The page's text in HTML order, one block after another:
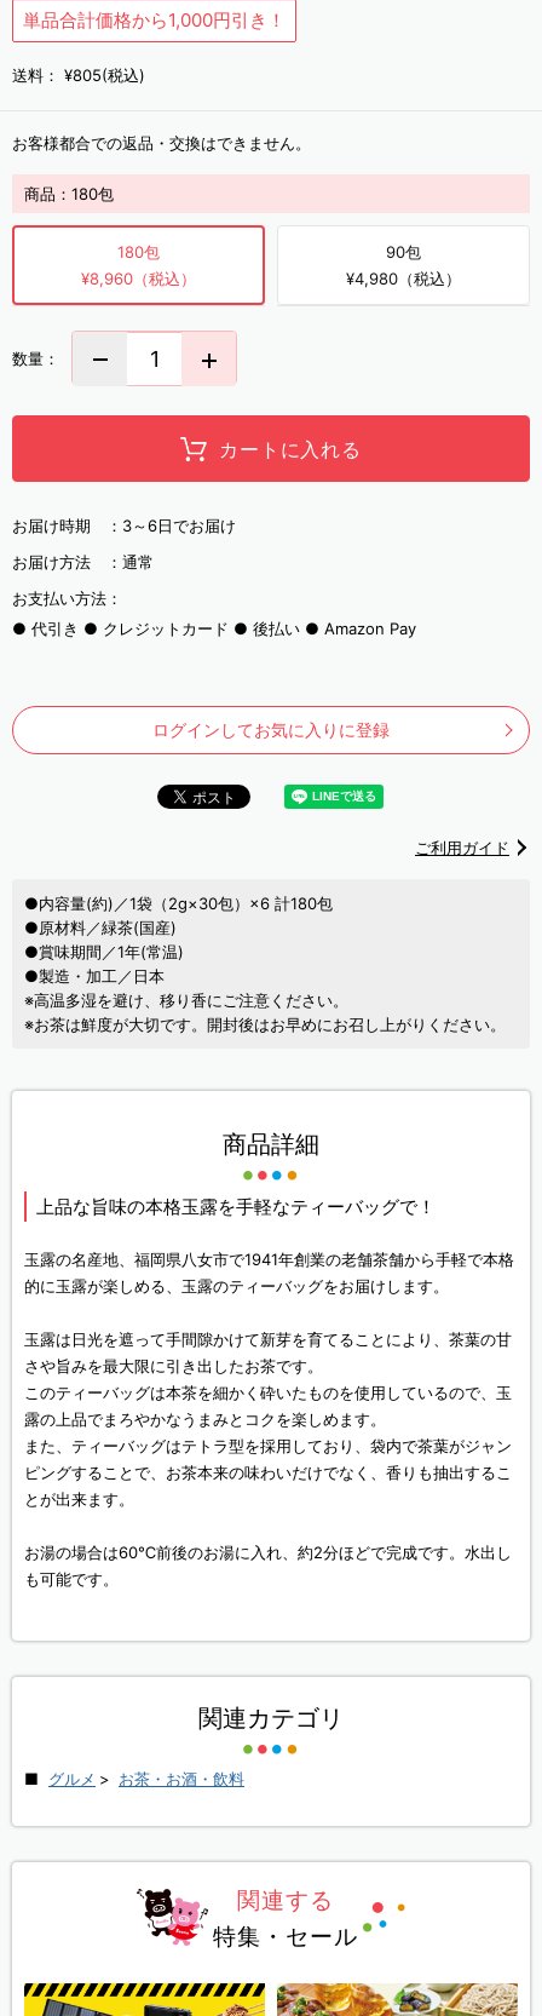
単品合計価格から1,000円引き！
送料： ¥805(税込)
お客様都合での返品・交換はできません。
商品： 180包
180包
¥8,960（税込）
90包
¥4,980（税込）
数量：
カートに入れる
お届け時期 ： 3～6日でお届け
お届け方法 ： 通常
お支払い方法：
代引き
クレジットカード 後払い Amazon Pay
ログインしてお気に入りに登録
ご利用ガイド
●内容量(約)／1袋（2g×30包）×6 計180包
●原材料／緑茶(国産)
●賞味期間／1年(常温)
●製造・加工／日本
※高温多湿を避け、移り香にご注意ください。
※お茶は鮮度が大切です。開封後はお早めにお召し上がりください。
商品詳細
上品な旨味の本格玉露を手軽なティーバッグで！
玉露の名産地、福岡県八女市で1941年創業の老舗茶舗から手軽で本格
的に玉露が楽しめる、玉露のティーバッグをお届けします。
玉露は日光を遮って手間隙かけて新芽を育てることにより、茶葉の甘
さや旨みを最大限に引き出したお茶です。
このティーバッグは本茶を細かく砕いたものを使用しているので、玉
露の上品でまろやかなうまみとコクを楽しめます。
また、ティーバッグはテトラ型を採用しており、袋内で茶葉がジャン
ピングすることで、お茶本来の味わいだけでなく、香りも抽出するこ
とが出来ます。
お湯の場合は60℃前後のお湯に入れ、約2分ほどで完成です。水出し
も可能です。
関連カテゴリ
グルメ > お茶・お酒・飲料
関連する
特集・セール